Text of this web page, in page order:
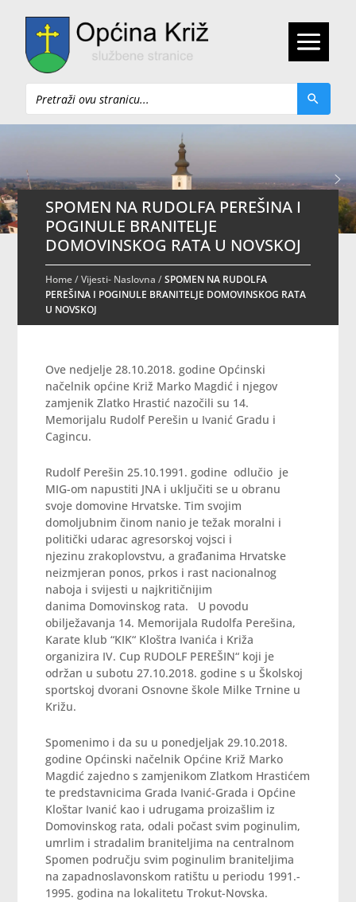
Pretraži
SPOMEN NA RUDOLFA PEREŠINA I
POGINULE BRANITELJE
DOMOVINSKOG RATA U NOVSKOJ
Home/Vijesti- Naslovna /SPOMEN NA RUDOLFA
PEREŠINA I POGINULE BRANITELJE DOMOVINSKOG RATA
U NOVSKOJ
Ove nedjelje 28.10.2018. godine Općinski
načelnik općine Križ Marko Magdić i njegov
zamjenik Zlatko Hrastić nazočili su 14.
Memorijalu Rudolf Perešin u Ivanić Gradu i
Cagincu.
Rudolf Perešin 25.10.1991. godine odlučio je
MIG-om napustiti JNA i uključiti se u obranu
svoje domovine Hrvatske. Tim svojim
domoljubnim činom nanio je težak moralni i
politički udarac agresorskoj vojsci i
njezinu zrakoplovstvu, a građanima Hrvatske
neizmjeran ponos, prkos i rast nacionalnog
naboja i svijesti u najkritičnijim
danima Domovinskog rata. U povodu
obilježavanja 14. Memorijala Rudolfa Perešina,
Karate klub “KIK“ Kloštra Ivanića i Križa
organizira IV. Cup RUDOLF PEREŠIN“ koji je
održan u subotu 27.10.2018. godine s u Školskoj
sportskoj dvorani Osnovne škole Milke Trnine u
Križu.
Spomenimo i da su u ponedjeljak 29.10.2018.
godine Općinski načelnik Općine Križ Marko
Magdić zajedno s zamjenikom Zlatkom Hrastićem
te predstavnicima Grada Ivanić-Grada i Općine
Kloštar Ivanić kao i udrugama proizašlim iz
Domovinskog rata, odali počast svim poginulim,
umrlim i stradalim braniteljima na centralnom
Spomen području svim poginulim braniteljima
na zapadnoslavonskom ratištu u periodu 1991.-
1995. godina na lokalitetu Trokut-Novska.